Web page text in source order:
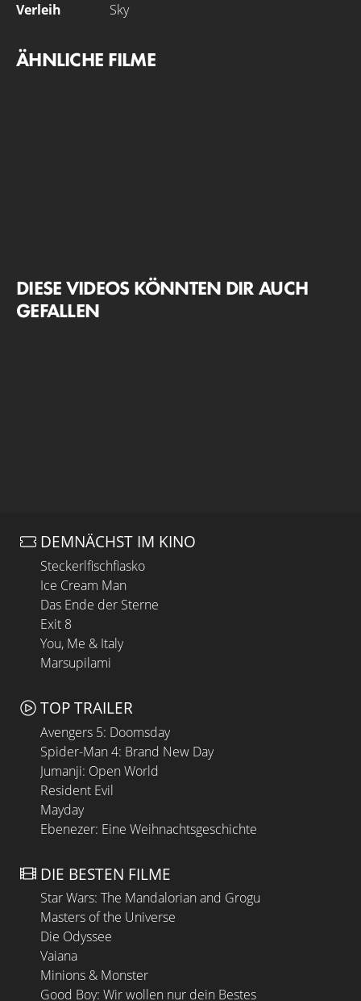
Verleih
Sky
ÄHNLICHE FILME
DIESE VIDEOS KÖNNTEN DIR AUCH
GEFALLEN
DEMNÄCHST IM KINO
Steckerlfischfiasko
Ice Cream Man
Das Ende der Sterne
Exit 8
You, Me & Italy
Marsupilami
TOP TRAILER
Avengers 5: Doomsday
Spider-Man 4: Brand New Day
Jumanji: Open World
Resident Evil
Mayday
Ebenezer: Eine Weihnachtsgeschichte
DIE BESTEN FILME
Star Wars: The Mandalorian and Grogu
Masters of the Universe
Die Odyssee
Vaiana
Minions & Monster
Good Boy: Wir wollen nur dein Bestes